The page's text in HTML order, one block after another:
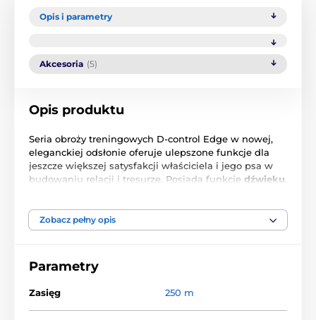
Opis i parametry
Akcesoria (5)
Opis produktu
Seria obroży treningowych D-control Edge w nowej,
eleganckiej odsłonie oferuje ulepszone funkcje dla
jeszcze większej satysfakcji właściciela i jego psa w
budowaniu relacji i tresurze. Posiada funkcje dźwięku
kryzysowej, gdy wiesz, że istnieje niebezpieczeństwo i
chcesz szybko przywołać psa, dostępna jest funkcja
odpowiednie, urządzenie można po prostu
przekształcić w obrożę z samym sygnałem
dźwiękowym i wibracyjnym. Długa żywotność baterii
zapewnia do
12 miesięcy normalnej pracy bez
konieczności ichwymiany. W100% wodoodporny
Zobacz pełny opis
Parametry
Zasięg 250 m